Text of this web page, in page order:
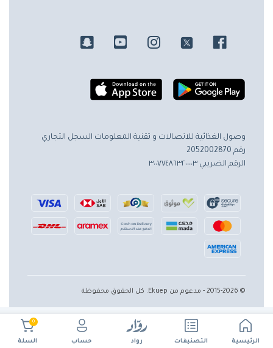
الرئيسية التصنيفات رواد حساب
0
السلة
وصول الغذائية للاتصالات و تقنية المعلومات السجل التجاري
رقم 2052002870
الرقم الضريبي ٣٠٠٧٧٤٨٦٣٢٠٠٠٠٣
© 2015-2026 - مدعوم من Ekuep. كل الحقوق محفوظة